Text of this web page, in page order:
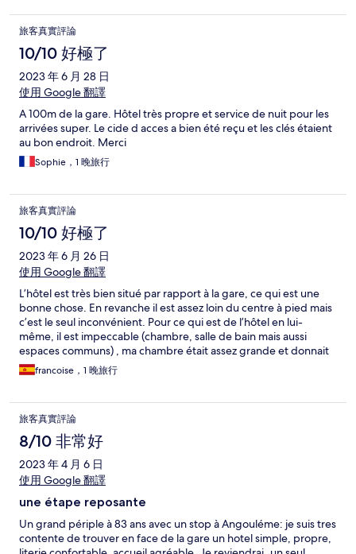
旅客真實評論
10/10 好極了
2023 年 6 月 28 日
使用 Google 翻譯
A 100m de la gare. Hôtel très propre et service de nuit pour les
arrivées super. Le cide d acces a bien été reçu et les clés étaient
au bon endroit. Merci
Sophie，1 晚旅行
旅客真實評論
10/10 好極了
2023 年 6 月 26 日
使用 Google 翻譯
L’hôtel est très bien situé par rapport à la gare, ce qui est une
bonne chose. En revanche il est assez loin du centre à pied mais
c’est le seul inconvénient. Pour ce qui est de l’hôtel en lui-
même, il est impeccable (chambre, salle de bain mais aussi
espaces communs) , ma chambre était assez grande et donnait
sur une cour intérieure silencieuse. Pour finir: un prix tout à fait
acceptable donc si je dois retourner à Angoulême pour des
francoise，1 晚旅行
旅客真實評論
8/10 非常好
2023 年 4 月 6 日
使用 Google 翻譯
une étape reposante
Un grand périple à 83 ans avec un stop à Angouléme: je suis tres
contente de trouver en face de la gare un hotel simple, propre,